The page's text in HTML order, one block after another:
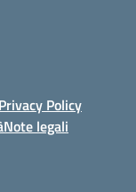
Privacy Policy
Note legali